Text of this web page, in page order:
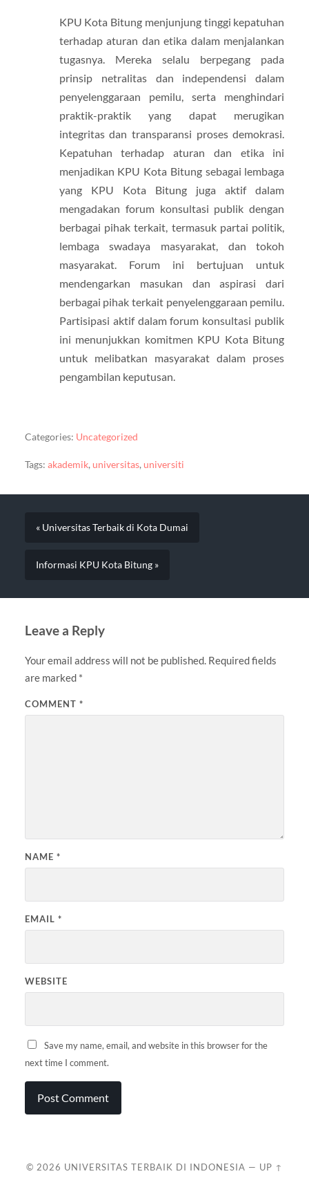
KPU Kota Bitung menjunjung tinggi kepatuhan
terhadap aturan dan etika dalam menjalankan
tugasnya. Mereka selalu berpegang pada
prinsip netralitas dan independensi dalam
penyelenggaraan pemilu, serta menghindari
praktik-praktik yang dapat merugikan
integritas dan transparansi proses demokrasi.
Kepatuhan terhadap aturan dan etika ini
menjadikan KPU Kota Bitung sebagai lembaga
yang KPU Kota Bitung juga aktif dalam
mengadakan forum konsultasi publik dengan
berbagai pihak terkait, termasuk partai politik,
lembaga swadaya masyarakat, dan tokoh
masyarakat. Forum ini bertujuan untuk
mendengarkan masukan dan aspirasi dari
berbagai pihak terkait penyelenggaraan pemilu.
Partisipasi aktif dalam forum konsultasi publik
ini menunjukkan komitmen KPU Kota Bitung
untuk melibatkan masyarakat dalam proses
pengambilan keputusan.
Categories: Uncategorized
Tags: akademik, universitas, universiti
« Universitas Terbaik di Kota Dumai
Informasi KPU Kota Bitung »
Leave a Reply
Your email address will not be published. Required fields
are marked *
COMMENT *
NAME *
EMAIL *
WEBSITE
Save my name, email, and website in this browser for the
next time I comment.
© 2026 UNIVERSITAS TERBAIK DI INDONESIA — UP ↑